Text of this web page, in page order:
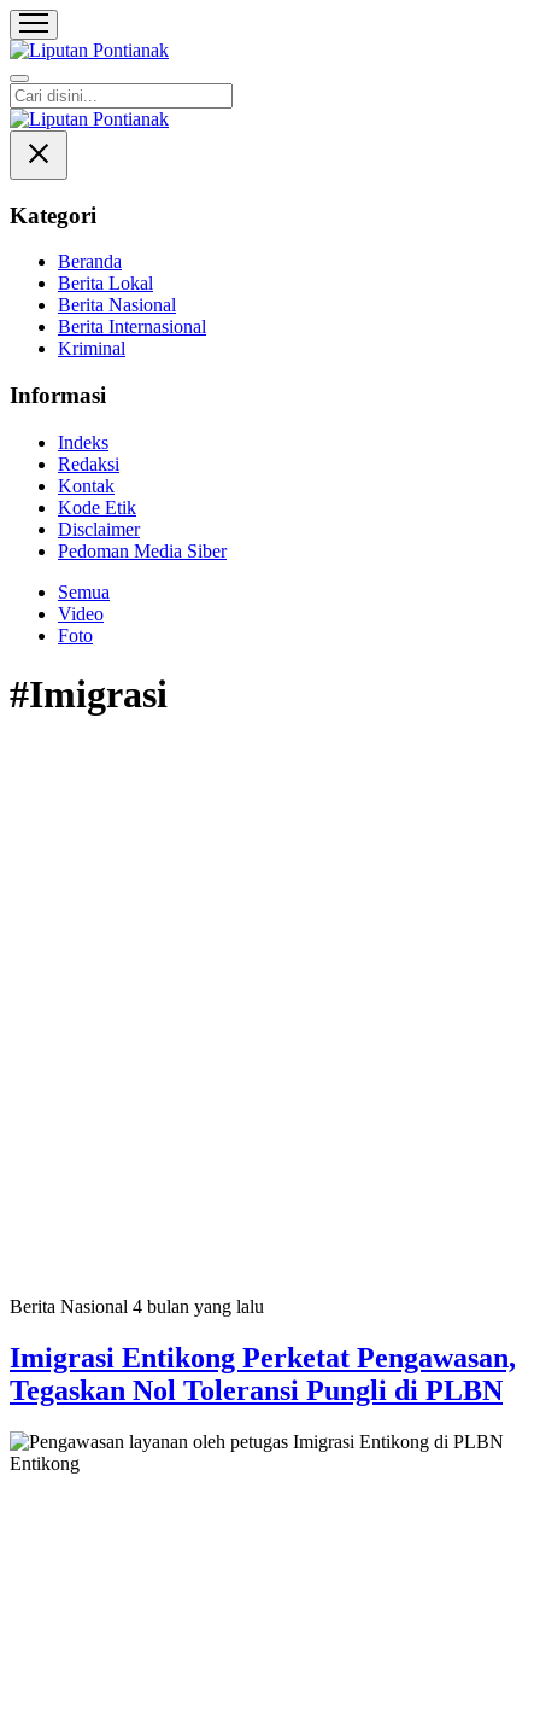
Liputan Pontianak
Berita Terkini dan TerUpdate
Kategori
Beranda
Berita Lokal
Berita Nasional
Berita Internasional
Kriminal
Informasi
Indeks
Redaksi
Kontak
Kode Etik
Disclaimer
Pedoman Media Siber
Semua
Video
Foto
#Imigrasi
Berita Nasional 4 bulan yang lalu
Imigrasi Entikong Perketat Pengawasan,
Tegaskan Nol Toleransi Pungli di PLBN